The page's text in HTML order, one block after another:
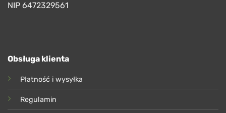
NIP 6472329561
Obsługa klienta
Płatność i wysyłka
Regulamin